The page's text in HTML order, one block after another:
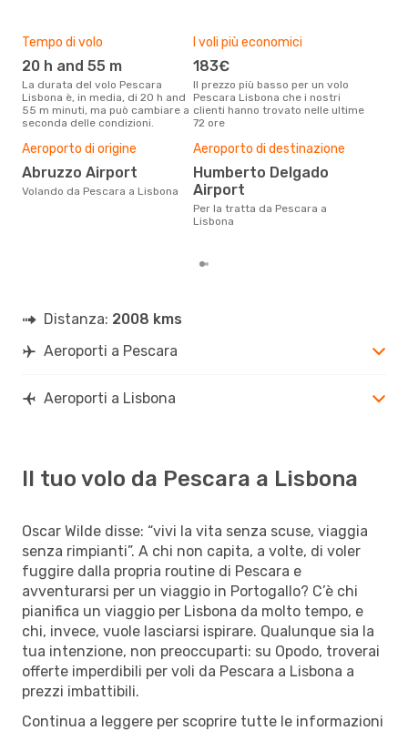
LIS- PSR
Tempo di volo
20 h and 55 m
La durata del volo Pescara
Lisbona è, in media, di 20 h and
55 m minuti, ma può cambiare a
seconda delle condizioni.
I voli più economici
183€
Il prezzo più basso per un volo
Pescara Lisbona che i nostri
clienti hanno trovato nelle ultime
72 ore
Aeroporto di origine
Abruzzo Airport
Volando da Pescara a Lisbona
Aeroporto di destinazione
Humberto Delgado
Airport
Per la tratta da Pescara a
Lisbona
Distanza: 2008 kms
Aeroporti a Pescara
Aeroporti a Lisbona
Il tuo volo da Pescara a Lisbona
Oscar Wilde disse: “vivi la vita senza scuse, viaggia
senza rimpianti”. A chi non capita, a volte, di voler
fuggire dalla propria routine di Pescara e
avventurarsi per un viaggio in Portogallo? C’è chi
pianifica un viaggio per Lisbona da molto tempo, e
chi, invece, vuole lasciarsi ispirare. Qualunque sia la
tua intenzione, non preoccuparti: su Opodo, troverai
offerte imperdibili per voli da Pescara a Lisbona a
prezzi imbattibili.
Continua a leggere per scoprire tutte le informazioni